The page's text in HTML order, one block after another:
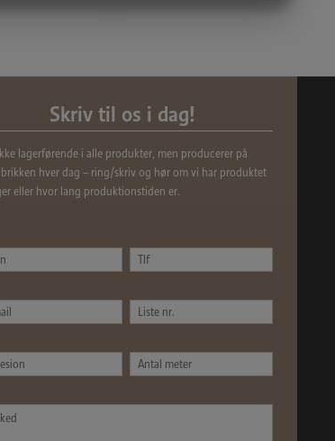
Skriv til os i dag!
lagerførende i alle produkter, men producerer på
hver dag – ring/skriv og hør om vi har produktet
eller hvor lang produktionstiden er.